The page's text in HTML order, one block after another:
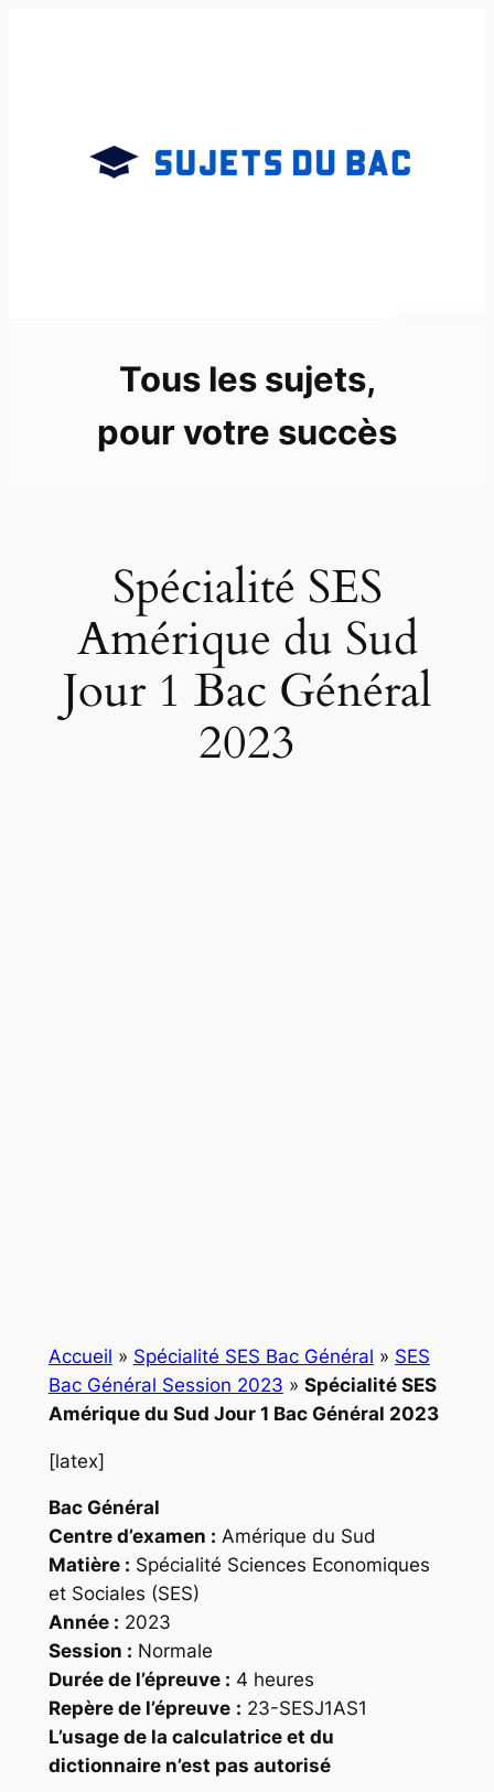
Tous les sujets,
pour votre succès
Spécialité SES
Amérique du Sud
Jour 1 Bac Général
2023
Accueil » Spécialité SES Bac Général » SES
Bac Général Session 2023 » Spécialité SES
Amérique du Sud Jour 1 Bac Général 2023
[latex]
Bac Général
Centre d’examen : Amérique du Sud
Matière : Spécialité Sciences Economiques
et Sociales (SES)
Année : 2023
Session : Normale
Durée de l’épreuve : 4 heures
Repère de l’épreuve : 23-SESJ1AS1
L’usage de la calculatrice et du
dictionnaire n’est pas autorisé